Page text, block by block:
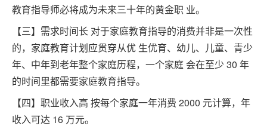
教育指导师必将成为未来三十年的黄金职 业。
【三】需求时间长 对于家庭教育指导的消费并非是一次性
的，家庭教育计划应贯穿从优 生优育、幼儿、儿童、青少
年、中年到老年整个家庭历程，一个家庭 会在至少 30 年
的时间里都需要家庭教育指导。
【四】职业收入高 按每个家庭一年消费 2000 元计算，年
收入可达 16 万元。